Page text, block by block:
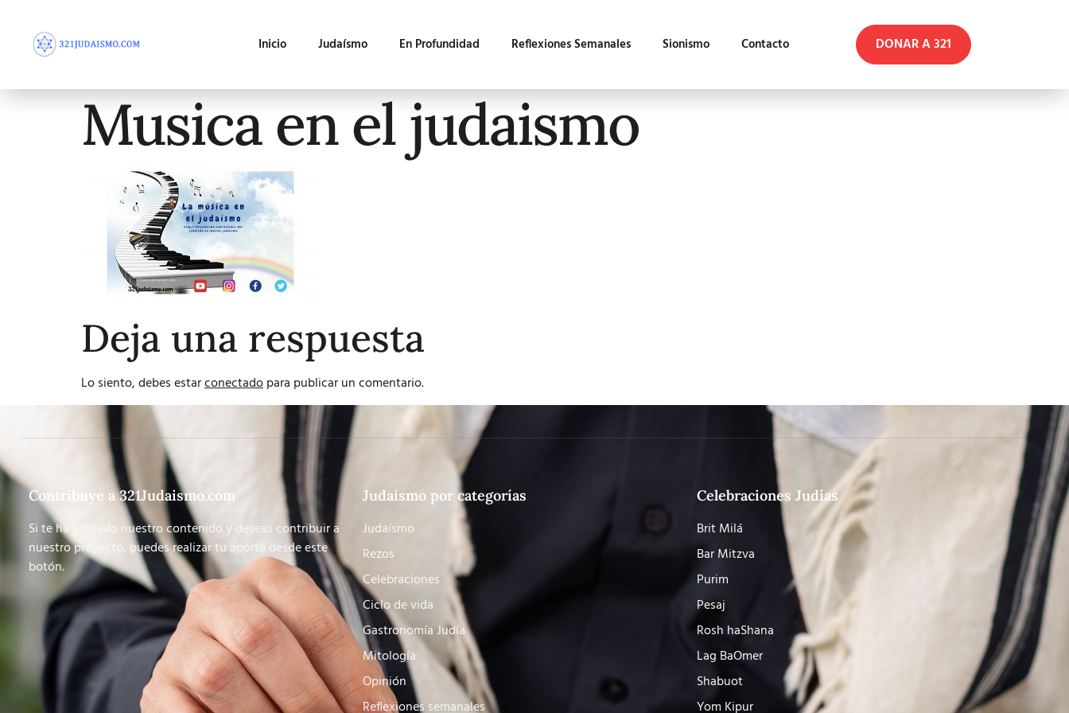
Inicio Judaísmo En Profundidad Reflexiones Semanales Sionismo Contacto DONAR A 321
Musica en el judaismo
Deja una respuesta
Lo siento, debes estarconectadopara publicar un comentario.
Contribuye a 321Judaismo.com
Si te ha gustado nuestro contenido y deseas contribuir a
nuestro proyecto, puedes realizar tu aporte desde este
botón.
Judaísmo por categorías
Judaísmo
Rezos
Celebraciones
Ciclo de vida
Gastronomía Judía
Mitología
Opinión
Reflexiones semanales
Celebraciones Judías
Brit Milá
Bar Mitzva
Purim
Pesaj
Rosh haShana
Lag BaOmer
Shabuot
Yom Kipur